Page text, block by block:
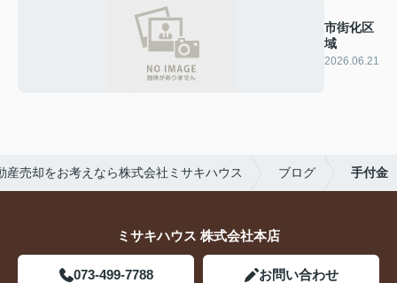
市街化区
域
2026.06.21
産売却をお考えなら株式会社ミサキハウス ブログ 手付金
ミサキハウス 株式会社本店
073-499-7788 お問い合わせ